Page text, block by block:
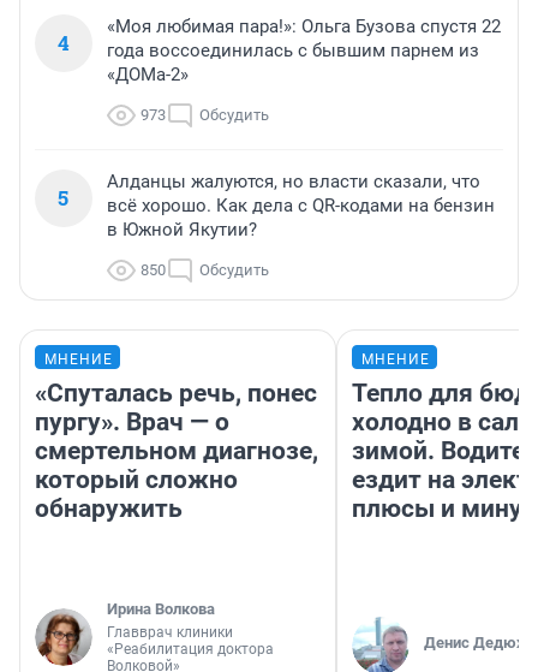
4
«Моя любимая пара!»: Ольга Бузова спустя 22
года воссоединилась с бывшим парнем из
«ДОМа-2»
973 Обсудить
5
Алданцы жалуются, но власти сказали, что
всё хорошо. Как дела с QR-кодами на бензин
в Южной Якутии?
850 Обсудить
МНЕНИЕ
«Спуталась речь, понес
пургу». Врач — о
смертельном диагнозе,
который сложно
обнаружить
Ирина Волкова
Главврач клиники
«Реабилитация доктора
Волковой»
МНЕНИЕ
Тепло для
холодно в
зимой.
ездит на
плюсы и
Денис